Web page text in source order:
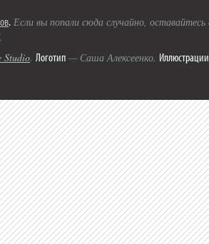
. Если вы попали сюда случайно,
.
Studio. Логотип — Саша Алексеенко. Иллюстрации